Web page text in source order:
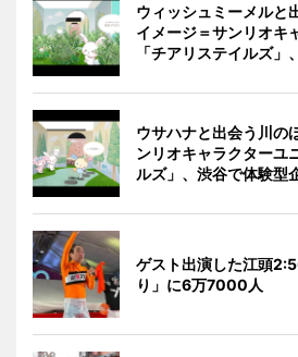
ウィッシュミーメルと
イメージ＝サンリオキ
「チアリステイルズ
ウサハナと出会う川の
ンリオキャラクターユ
ルズ」、渋谷で体験型
ゲスト出演した江頭
り」に6万7000人